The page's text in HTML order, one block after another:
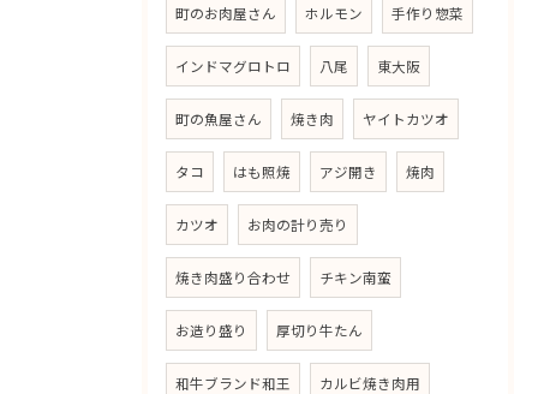
町のお肉屋さん ホルモン 手作り惣菜
インドマグロトロ 八尾 東大阪
町の魚屋さん 焼き肉 ヤイトカツオ
タコ はも照焼 アジ開き 焼肉
カツオ お肉の計り売り
焼き肉盛り合わせ チキン南蛮
お造り盛り 厚切り牛たん
和牛ブランド和王 カルビ焼き肉用